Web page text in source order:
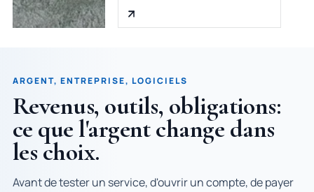
dépend du besoin réel, du
budget, des contraintes
ARGENT, ENTREPRISE, LOGICIELS
Revenus, outils, obligations:
ce que l'argent change dans
les choix.
Avant de tester un service, d'ouvrir un compte, de payer